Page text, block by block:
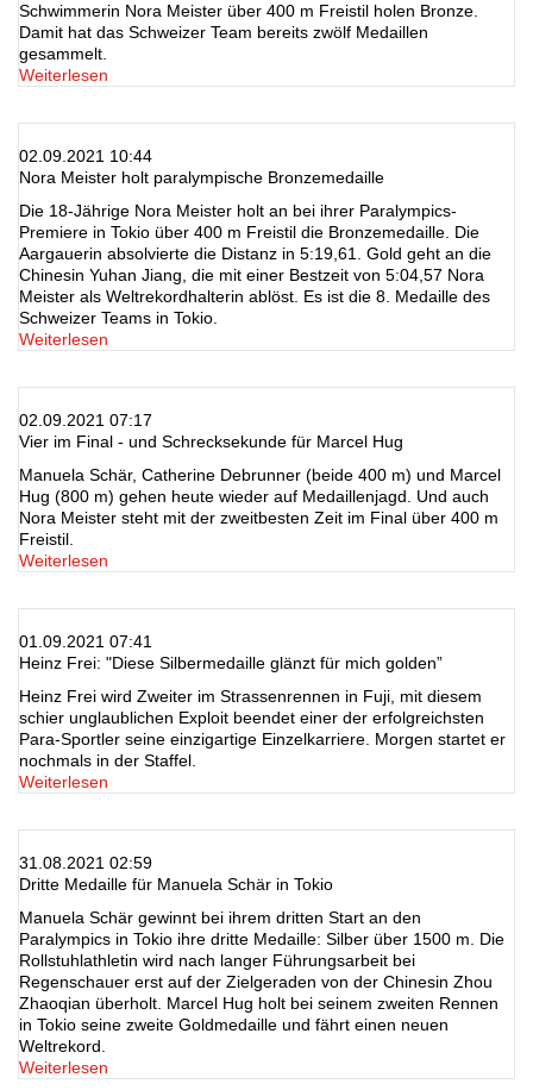
Schwimmerin Nora Meister über 400 m Freistil holen Bronze.
Damit hat das Schweizer Team bereits zwölf Medaillen
gesammelt.
Weiterlesen
02.09.2021 10:44
Nora Meister holt paralympische Bronzemedaille
Die 18-Jährige Nora Meister holt an bei ihrer Paralympics-
Premiere in Tokio über 400 m Freistil die Bronzemedaille. Die
Aargauerin absolvierte die Distanz in 5:19,61. Gold geht an die
Chinesin Yuhan Jiang, die mit einer Bestzeit von 5:04,57 Nora
Meister als Weltrekordhalterin ablöst. Es ist die 8. Medaille des
Schweizer Teams in Tokio.
Weiterlesen
02.09.2021 07:17
Vier im Final - und Schrecksekunde für Marcel Hug
Manuela Schär, Catherine Debrunner (beide 400 m) und Marcel
Hug (800 m) gehen heute wieder auf Medaillenjagd. Und auch
Nora Meister steht mit der zweitbesten Zeit im Final über 400 m
Freistil.
Weiterlesen
01.09.2021 07:41
Heinz Frei: "Diese Silbermedaille glänzt für mich golden”
Heinz Frei wird Zweiter im Strassenrennen in Fuji, mit diesem
schier unglaublichen Exploit beendet einer der erfolgreichsten
Para-Sportler seine einzigartige Einzelkarriere. Morgen startet er
nochmals in der Staffel.
Weiterlesen
31.08.2021 02:59
Dritte Medaille für Manuela Schär in Tokio
Manuela Schär gewinnt bei ihrem dritten Start an den
Paralympics in Tokio ihre dritte Medaille: Silber über 1500 m. Die
Rollstuhlathletin wird nach langer Führungsarbeit bei
Regenschauer erst auf der Zielgeraden von der Chinesin Zhou
Zhaoqian überholt. Marcel Hug holt bei seinem zweiten Rennen
in Tokio seine zweite Goldmedaille und fährt einen neuen
Weltrekord.
Weiterlesen